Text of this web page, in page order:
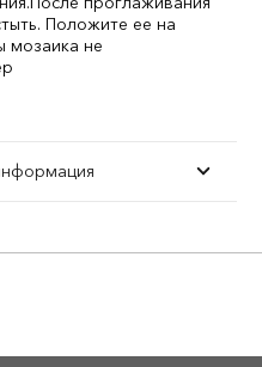
Положите ее на
мозаика не